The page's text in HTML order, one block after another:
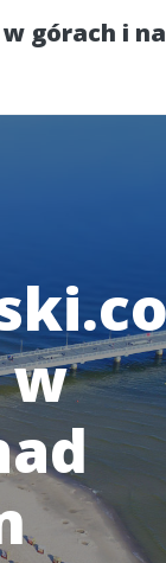
górach i
w